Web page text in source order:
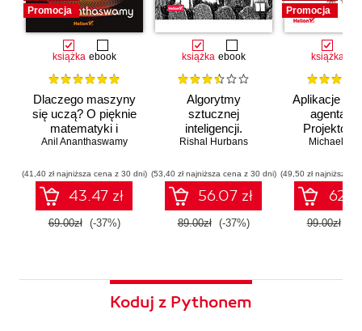
Promocja
książka ebook
Dlaczego maszyny
się uczą? O pięknie
matematyki i
działaniu
sztucznej
Anil Ananthaswamy
(41,40 zł najniższa cena z 30 dni)
43.47 zł
69.00zł (-37%)
książka ebook
Algorytmy
sztucznej
inteligencji.
Ilustrowany
Rishal Hurbans
(53,40 zł najniższa cena z 30 dni)
56.07 zł
89.00zł (-37%)
Promocja
książka
Aplikacje
agentach
Michael
(49,50 zł najniższa
99.00zł
Koduj z Pythonem